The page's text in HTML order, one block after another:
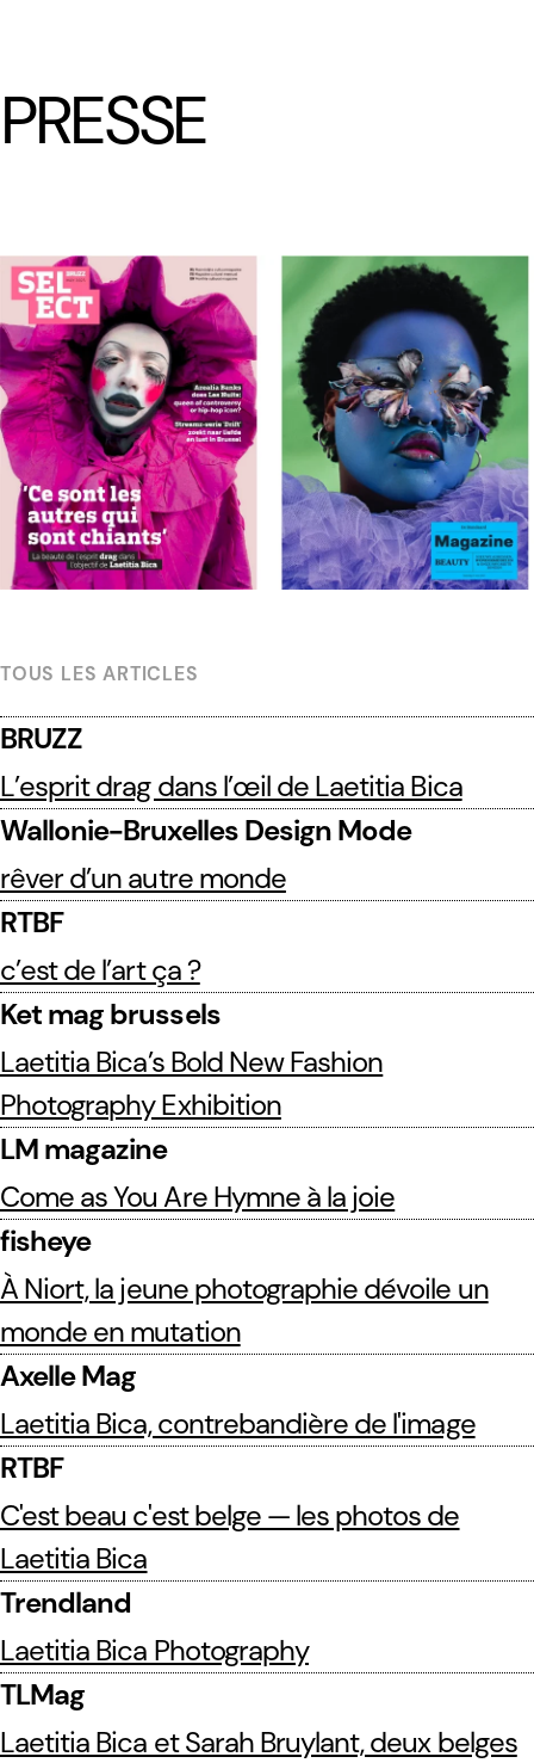
PRESSE
TOUS LES ARTICLES
BRUZZ
L’esprit drag dans l’œil de Laetitia Bica
Wallonie-Bruxelles Design Mode
rêver d’un autre monde
RTBF
c’est de l’art ça ?
Ket mag brussels
Laetitia Bica’s Bold New Fashion
Photography Exhibition
LM magazine
Come as You Are Hymne à la joie
fisheye
À Niort, la jeune photographie dévoile un
monde en mutation
Axelle Mag
Laetitia Bica, contrebandière de l'image
RTBF
C'est beau c'est belge — les photos de
Laetitia Bica
Trendland
Laetitia Bica Photography
TLMag
Laetitia Bica et Sarah Bruylant, deux belges